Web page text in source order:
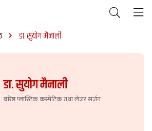
डा. सुयोग मैनाली
डा. सुयोग मैनाली
वरिष्ठ प्लास्टिक कस्मेटिक तथा लेजर सर्जन